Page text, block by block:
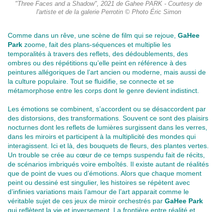
"Three Faces and a Shadow", 2021 de Gahee PARK - Courtesy de
l'artiste et de la galerie Perrotin © Photo Éric Simon
Comme dans un rêve, une scène de film qui se rejoue, GaHee
Park zoome, fait des plans-séquences et multiplie les
temporalités à travers des reflets, des dédoublements, des
ombres ou des répétitions qu’elle peint en référence à des
peintures allégoriques de l’art ancien ou moderne, mais aussi de
la culture populaire. Tout se fluidifie, se connecte et se
métamorphose entre les corps dont le genre devient indistinct.
Les émotions se combinent, s’accordent ou se désaccordent par
des distorsions, des transformations. Souvent ce sont des plaisirs
nocturnes dont les reflets de lumières surgissent dans les verres,
dans les miroirs et participent à la multiplicité des mondes qui
interagissent. Ici et là, des bouquets de fleurs, des plantes vertes.
Un trouble se crée au cœur de ce temps suspendu fait de récits,
de scénarios imbriqués voire emboîtés. Il existe autant de réalités
que de point de vues ou d’émotions. Alors que chaque moment
peint ou dessiné est singulier, les histoires se répètent avec
d’infinies variations mais l’amour de l’art apparait comme le
véritable sujet de ces jeux de miroir orchestrés par GaHee Park
qui reflètent la vie et inversement. La frontière entre réalité et